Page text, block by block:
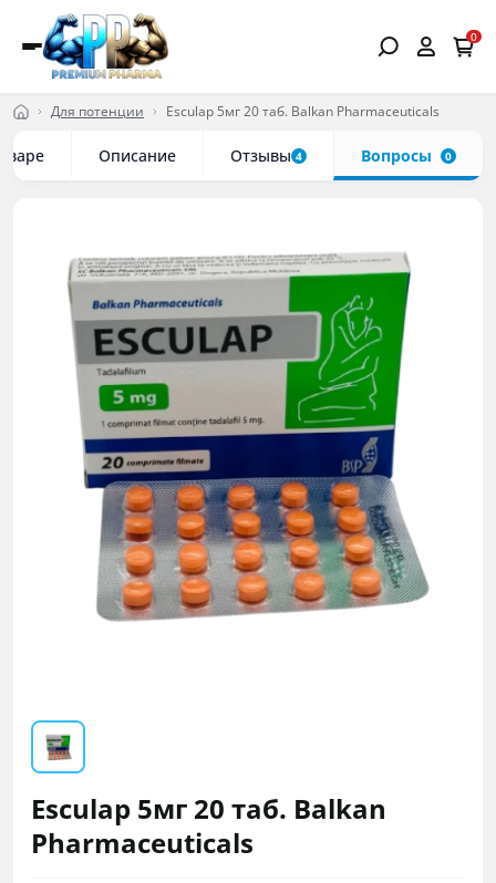
0
Для потенции Esculap 5мг 20 таб. Balkan Pharmaceuticals
Описание Отзывы 4 Вопросы 0
Esculap 5мг 20 таб. Balkan
Pharmaceuticals